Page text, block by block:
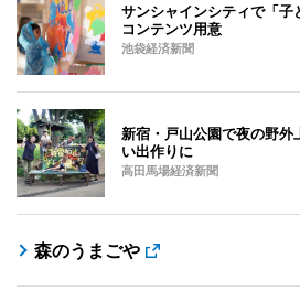
サンシャインシティで「
コンテンツ用意
池袋経済新聞
新宿・戸山公園で夜の野外
い出作りに
高田馬場経済新聞
森のうまごや